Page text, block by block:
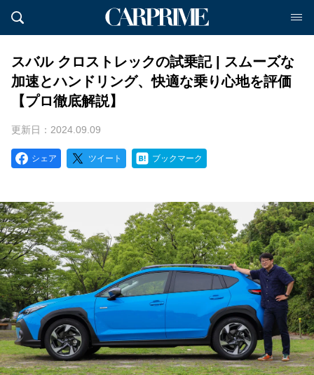
スバル クロストレックの試乗記 | スムーズな
加速とハンドリング、快適な乗り心地を評価
【プロ徹底解説】
更新日：2024.09.09
シェア ツイート ブックマーク